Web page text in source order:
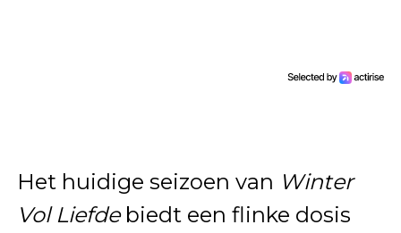
Het huidige seizoen van Winter
Vol Liefdebiedt een flinke dosis